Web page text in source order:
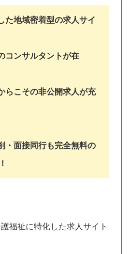
た地域密着型の求人サイ
コンサルタントが在
らこその非公開求人が充
面接同行も完全無料の
福祉に特化した求人サイト